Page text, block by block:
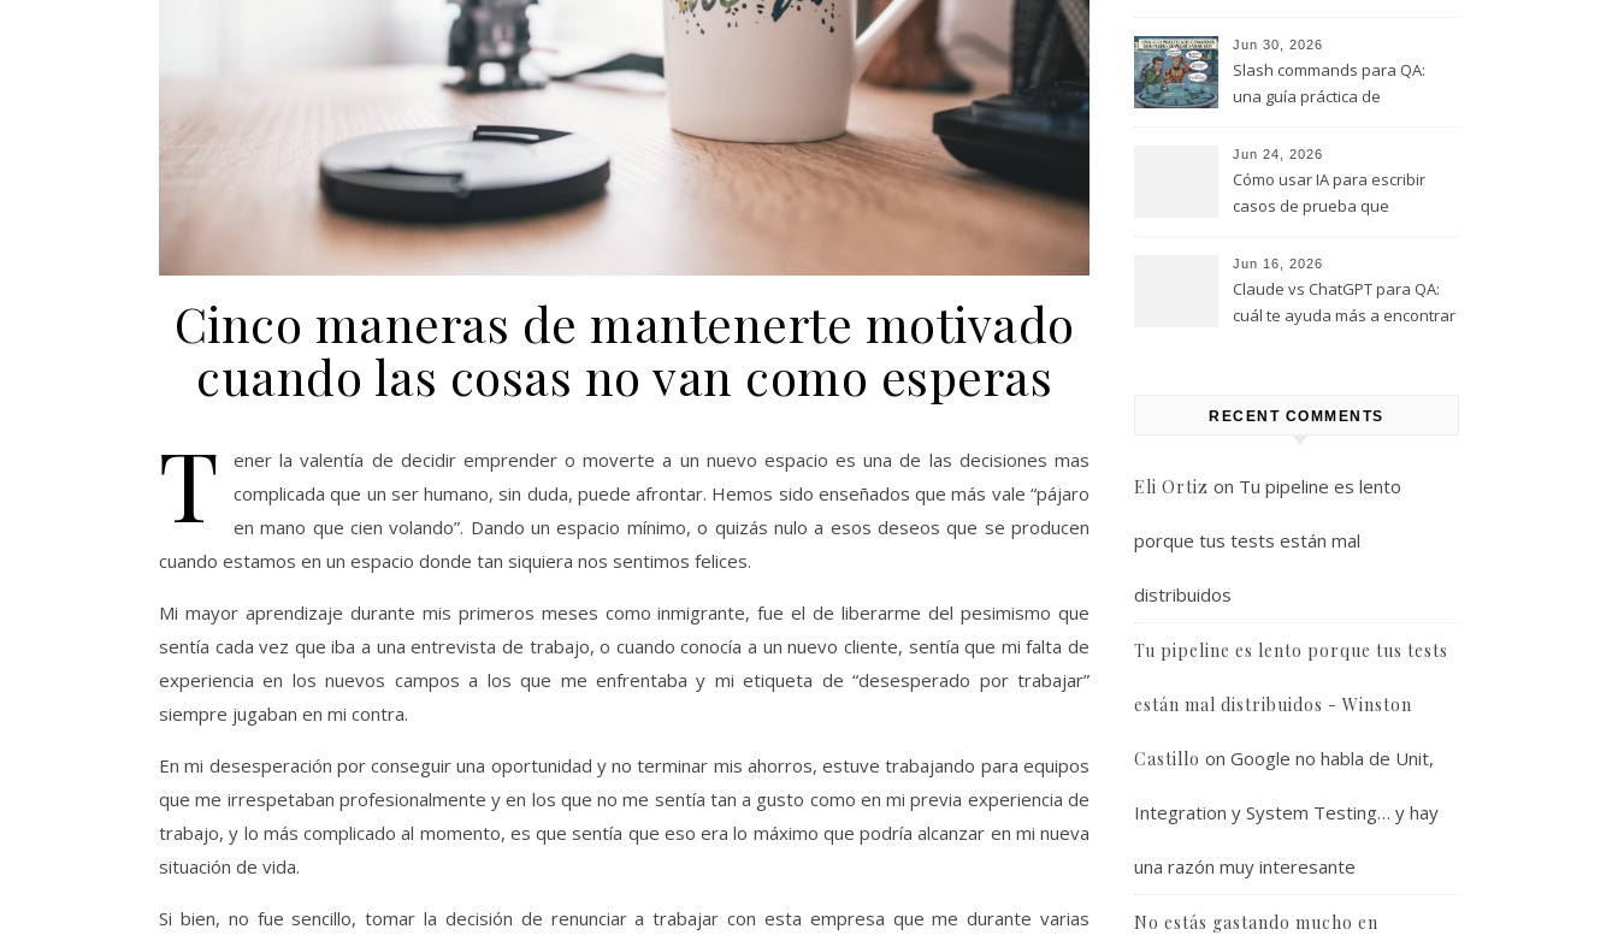
Cinco maneras de mantenerte motivado
cuando las cosas no van como esperas
T
ener la valentía de decidir emprender o moverte a un nuevo espacio es una de las decisiones mas
complicada que un ser humano, sin duda, puede afrontar. Hemos sido enseñados que más vale “pájaro
en mano que cien volando”. Dando un espacio mínimo, o quizás nulo a esos deseos que se producen
cuando estamos en un espacio donde tan siquiera nos sentimos felices.
Mi mayor aprendizaje durante mis primeros meses como inmigrante, fue el de liberarme del pesimismo que
sentía cada vez que iba a una entrevista de trabajo, o cuando conocía a un nuevo cliente, sentía que mi falta de
experiencia en los nuevos campos a los que me enfrentaba y mi etiqueta de “desesperado por trabajar”
siempre jugaban en mi contra.
En mi desesperación por conseguir una oportunidad y no terminar mis ahorros, estuve trabajando para equipos
que me irrespetaban profesionalmente y en los que no me sentía tan a gusto como en mi previa experiencia de
trabajo, y lo más complicado al momento, es que sentía que eso era lo máximo que podría alcanzar en mi nueva
situación de vida.
Si bien, no fue sencillo, tomar la decisión de renunciar a trabajar con esta empresa que me durante varias
(Parte 1)
Jun 30, 2026
Slash commands para QA:
una guía práctica de
empezar a usar hoy
Jun 24, 2026
Cómo usar IA para escribir
casos de prueba que
Jun 16, 2026
Claude vs ChatGPT para QA:
cuál te ayuda más a encontrar
RECENT COMMENTS
Eli Ortiz on Tu pipeline es lento
porque tus tests están mal
distribuidos
Tu pipeline es lento porque tus tests
están mal distribuidos - Winston
Castillo on Google no habla de Unit,
Integration y System Testing… y hay
una razón muy interesante
No estás gastando mucho en